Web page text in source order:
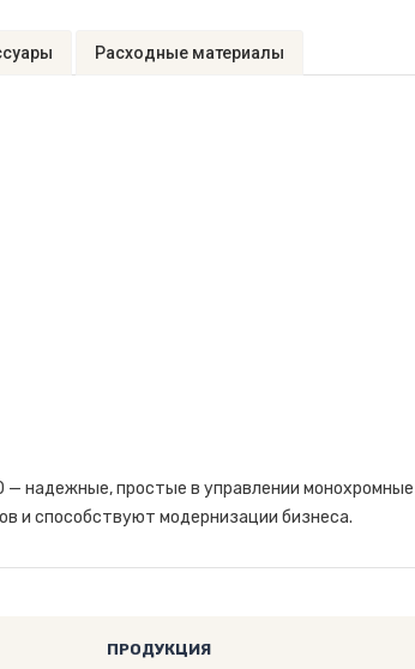
Расходные материалы
— надежные, простые в управлении
и способствуют модернизации бизнеса.
ПРОДУКЦИЯ